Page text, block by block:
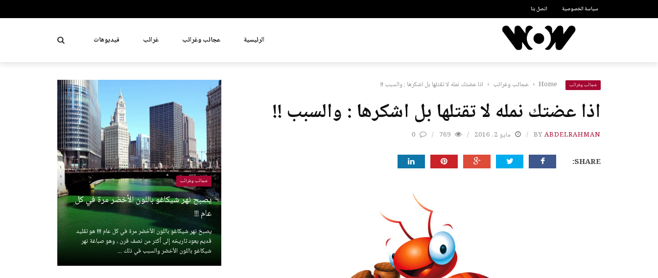
سياسة الخصوصية اتصل بنا
الرئيسية عجائب وغرائب غرائب فيديوهات
عجائب وغرائب Home
› عجائب وغرائب › اذا عضتك نمله لا تقتلها بل اشكرها : والسبب !!
اذا عضتك نمله لا تقتلها بل اشكرها : والسبب !!
BYABDELRAHMAN مايو 2, 2016 769
0
SHARE:
عجائب وغرائب
يصبح نهر شيكاغو باللون الأخضر مرة في كل
عام !!!
يصبخ نهر شيكاغو باللون الأخضر مرة في كل عام !!! هو تقليد
قديم يعود تاريخه إلى أكثر من نصف قرن ، وهو صباغة نهر
شيكاغو باللون الأخضر والسبب في ذلك ...